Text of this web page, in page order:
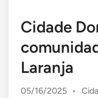
Cidade
Laranja
05/16/2025 •